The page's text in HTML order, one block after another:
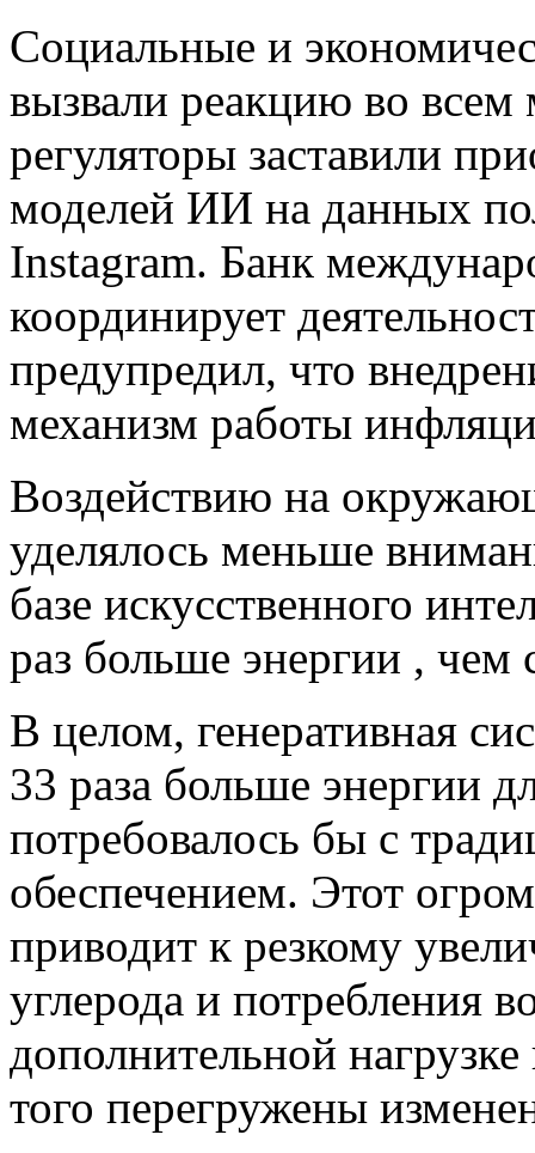
Социальные и
вызвали реакцию во
регуляторы заставили
моделей ИИ на данных
Instagram. Банк
координирует
предупредил, что
механизм работы
Воздействию на
уделялось меньше
базе искусственного
раз больше энергии ,
В целом, генеративная
33 раза больше энергии
потребовалось бы с
обеспечением. Этот
приводит к резкому
углерода и потребления
дополнительной
того перегружены